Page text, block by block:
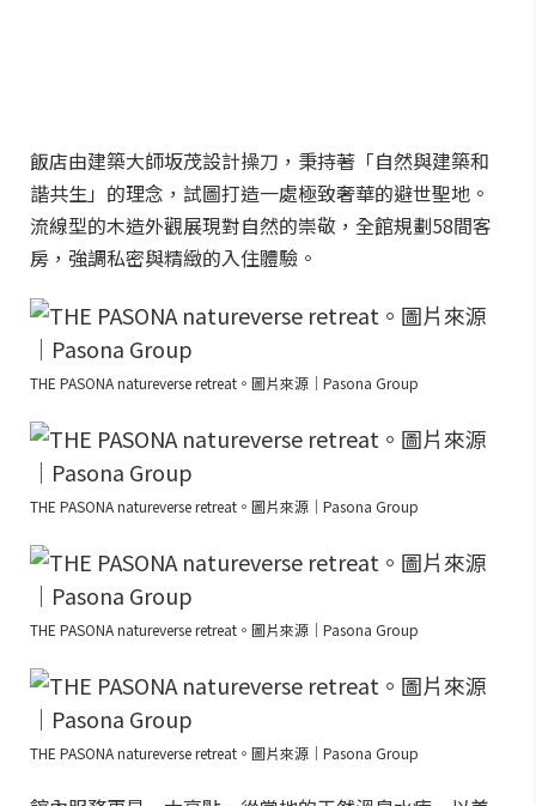
飯店由建築大師坂茂設計操刀，秉持著「自然與建築和
諧共生」的理念，試圖打造一處極致奢華的避世聖地。
流線型的木造外觀展現對自然的崇敬，全館規劃58間客
房，強調私密與精緻的入住體驗。
THE PASONA natureverse retreat。圖片來源｜Pasona Group
THE PASONA natureverse retreat。圖片來源｜Pasona Group
THE PASONA natureverse retreat。圖片來源｜Pasona Group
THE PASONA natureverse retreat。圖片來源｜Pasona Group